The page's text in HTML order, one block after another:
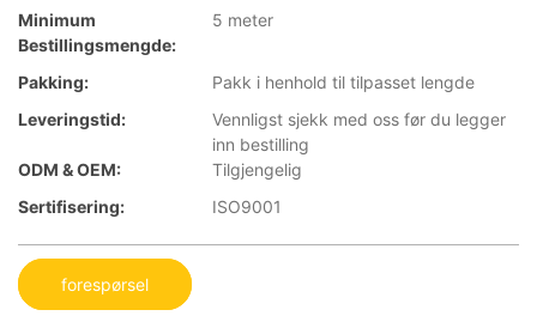
Minimum
Bestillingsmengde:
5 meter
Pakking:
Pakk i henhold til tilpasset lengde
Leveringstid:
Vennligst sjekk med oss ​​før du legger
inn bestilling
ODM & OEM:
Tilgjengelig
Sertifisering:
ISO9001
forespørsel